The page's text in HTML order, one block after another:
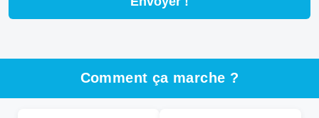
Comment ça marche ?